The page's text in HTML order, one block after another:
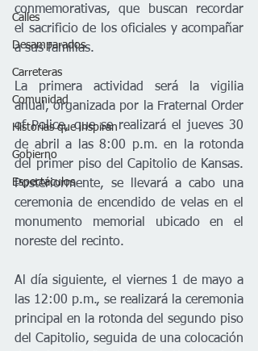
Calles
Desamparados
Carreteras
Comunidad
Historias que inspiran
Gobierno
Espectáculos
conmemorativas, que buscan recordar
el sacrificio de los oficiales y acompañar
a sus familias.
La primera actividad será la vigilia
anual, organizada por la Fraternal Order
of Police, que se realizará el jueves 30
de abril a las 8:00 p.m. en la rotonda
del primer piso del Capitolio de Kansas.
Posteriormente, se llevará a cabo una
ceremonia de encendido de velas en el
monumento memorial ubicado en el
noreste del recinto.
Al día siguiente, el viernes 1 de mayo a
las 12:00 p.m., se realizará la ceremonia
principal en la rotonda del segundo piso
del Capitolio, seguida de una colocación